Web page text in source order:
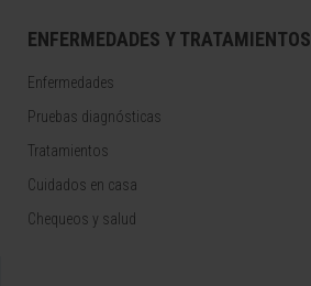
ENFERMEDADES Y TRATAMIENTOS
Enfermedades
Pruebas diagnósticas
Tratamientos
Cuidados en casa
Chequeos y salud